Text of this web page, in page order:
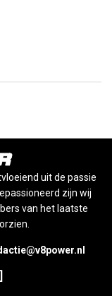
uit de passie
zijn wij
van het laatste